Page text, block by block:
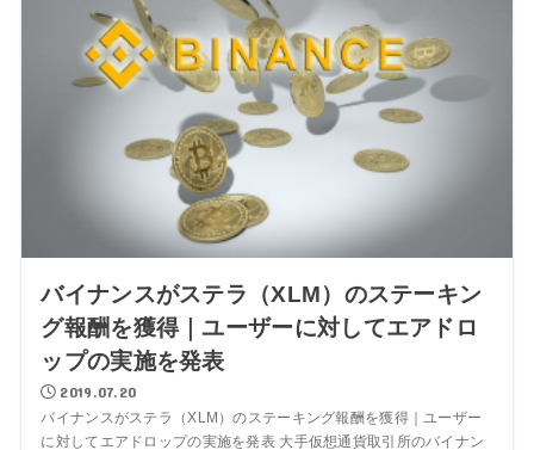
バイナンスがステラ（XLM）のステーキン
グ報酬を獲得｜ユーザーに対してエアドロ
ップの実施を発表
2019.07.20
バイナンスがステラ（XLM）のステーキング報酬を獲得｜ユーザー
に対してエアドロップの実施を発表 大手仮想通貨取引所のバイナン